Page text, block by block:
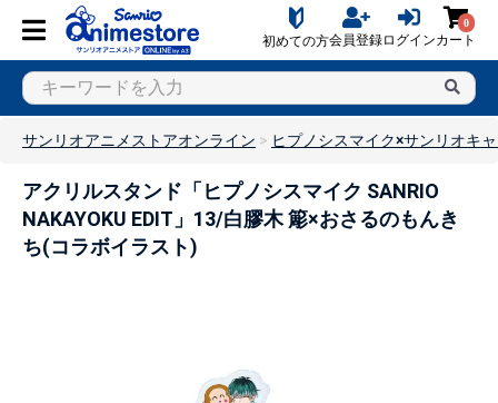
初めての方会員登録ログイン
0
カート
サンリオアニメストアオンライン ヒプノシスマイク×サンリオキ
アクリルスタンド「ヒプノシスマイク SANRIO
NAKAYOKU EDIT」13/白膠木 簓×おさるのもんき
ち(コラボイラスト)